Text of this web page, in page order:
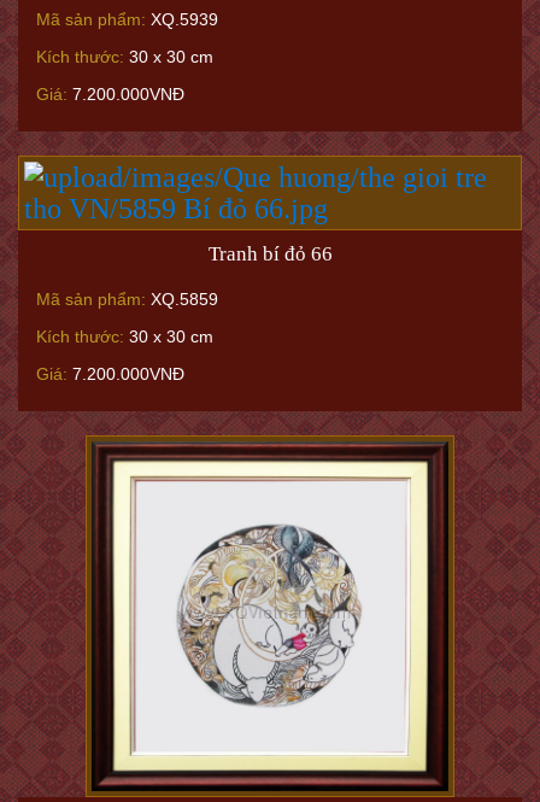
Mã sản phẩm: XQ.5939
Kích thước: 30 x 30 cm
Giá: 7.200.000VNĐ
Tranh bí đỏ 66
Mã sản phẩm: XQ.5859
Kích thước: 30 x 30 cm
Giá: 7.200.000VNĐ